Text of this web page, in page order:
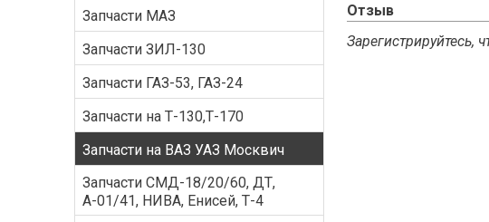
Запчасти МАЗ
Запчасти ЗИЛ-130
Запчасти ГАЗ-53, ГАЗ-24
Запчасти на Т-130,Т-170
Запчасти на ВАЗ УАЗ Москвич
Запчасти СМД-18/20/60, ДТ,
А-01/41, НИВА, Енисей, Т-4
Отзыв
Зарегистрируйтесь,